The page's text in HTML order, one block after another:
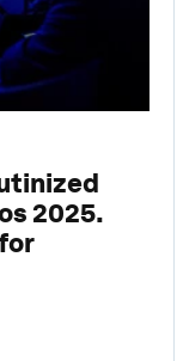
2025.